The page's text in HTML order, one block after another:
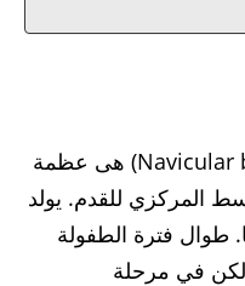
عظمة الزورقية الإضافية (Navicular bone) هى عظمة
المركزي للقدم. يولد
بها. طوال فترة الطفولة
ولكن في مرحلة